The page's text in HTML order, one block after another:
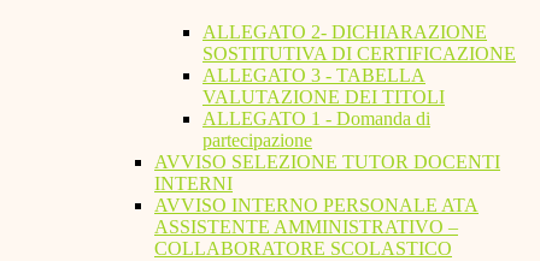
ALLEGATO 2- DICHIARAZIONE
SOSTITUTIVA DI CERTIFICAZIONE
ALLEGATO 3 - TABELLA
VALUTAZIONE DEI TITOLI
ALLEGATO 1 - Domanda di
partecipazione
AVVISO SELEZIONE TUTOR DOCENTI
INTERNI
AVVISO INTERNO PERSONALE ATA
ASSISTENTE AMMINISTRATIVO –
COLLABORATORE SCOLASTICO